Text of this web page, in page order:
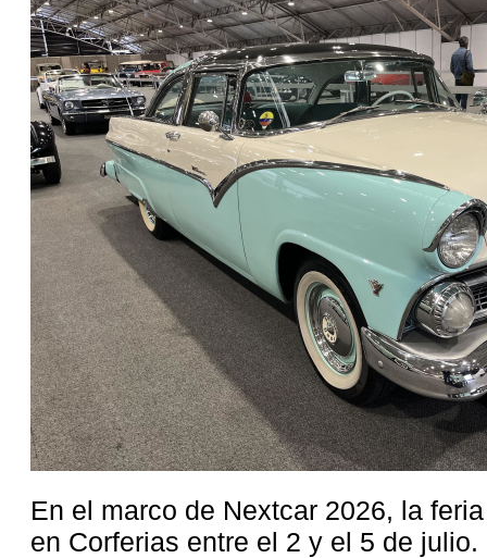
En el marco de Nextcar 2026, la
en Corferias entre el 2 y el 5 de julio.